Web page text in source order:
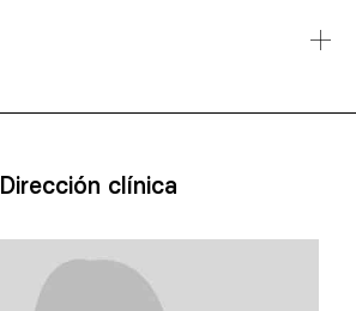
Dirección clínica